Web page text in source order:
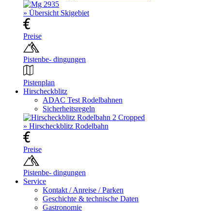
» Übersicht Skigebiet
Preise
Pistenbe- dingungen
Pistenplan
Hirscheckblitz
ADAC Test Rodelbahnen
Sicherheitsregeln
» Hirscheckblitz Rodelbahn
Preise
Pistenbe- dingungen
Service
Kontakt / Anreise / Parken
Geschichte & technische Daten
Gastronomie